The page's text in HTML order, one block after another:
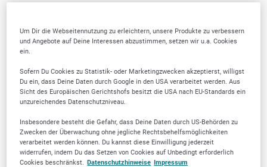
Um Dir die Webseitennutzung zu erleichtern, unsere Produkte zu verbessern
und Angebote auf Deine Interessen abzustimmen, setzen wir u.a. Cookies
ein.
Sofern Du Cookies zu Statistik- oder Marketingzwecken akzeptierst, willigst
Du ein, dass Deine Daten durch Google in den USA verarbeitet werden. Aus
Sicht des Europäischen Gerichtshofs besitzt die USA nach EU-Standards ein
unzureichendes Datenschutzniveau.
Insbesondere besteht die Gefahr, dass Deine Daten durch US-Behörden zu
Zwecken der Überwachung ohne jegliche Rechtsbehelfsmöglichkeiten
verarbeitet werden können. Du kannst diese Einwilligung jederzeit
widerrufen, indem Du das Setzen von Cookies auf Unbedingt erforderlich
Cookies beschränkst. Datenschutzhinweise Impressum